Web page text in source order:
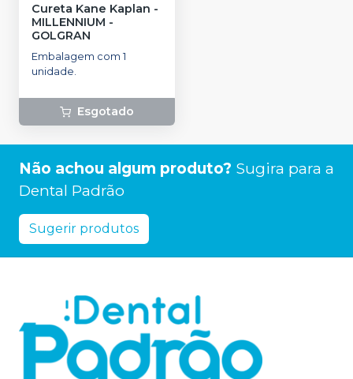
Cureta Kane Kaplan -
MILLENNIUM -
GOLGRAN
Embalagem com 1
unidade.
Esgotado
Não achou algum produto? Sugira para a
Dental Padrão
Sugerir produtos